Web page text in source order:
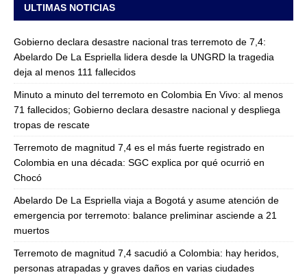
ULTIMAS NOTICIAS
Gobierno declara desastre nacional tras terremoto de 7,4:
Abelardo De La Espriella lidera desde la UNGRD la tragedia
deja al menos 111 fallecidos
Minuto a minuto del terremoto en Colombia En Vivo: al menos
71 fallecidos; Gobierno declara desastre nacional y despliega
tropas de rescate
Terremoto de magnitud 7,4 es el más fuerte registrado en
Colombia en una década: SGC explica por qué ocurrió en
Chocó
Abelardo De La Espriella viaja a Bogotá y asume atención de
emergencia por terremoto: balance preliminar asciende a 21
muertos
Terremoto de magnitud 7,4 sacudió a Colombia: hay heridos,
personas atrapadas y graves daños en varias ciudades